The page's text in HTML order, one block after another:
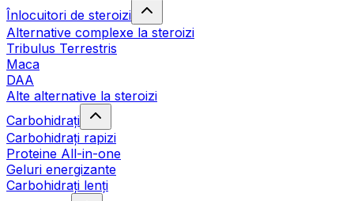
Înlocuitori de steroizi
Alternative complexe la steroizi
Tribulus Terrestris
Maca
DAA
Alte alternative la steroizi
Carbohidrați
Carbohidrați rapizi
Proteine All-in-one
Geluri energizante
Carbohidrați lenți